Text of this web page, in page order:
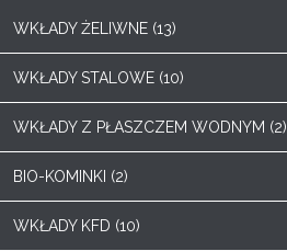
WKŁADY ŻELIWNE (13)
WKŁADY STALOWE (10)
WKŁADY Z PŁASZCZEM WODNYM (2)
BIO-KOMINKI (2)
WKŁADY KFD (10)